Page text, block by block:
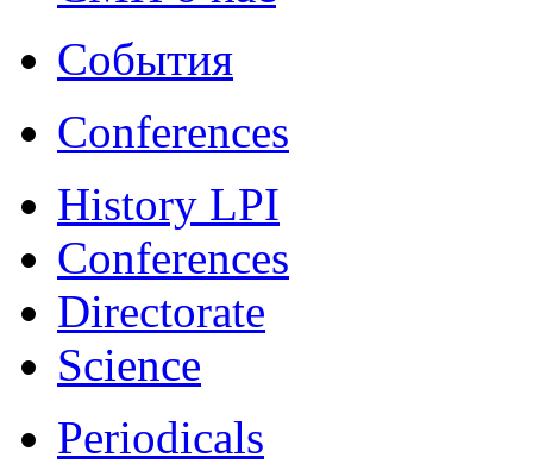
События
Conferences
History LPI
Conferences
Directorate
Science
Periodicals